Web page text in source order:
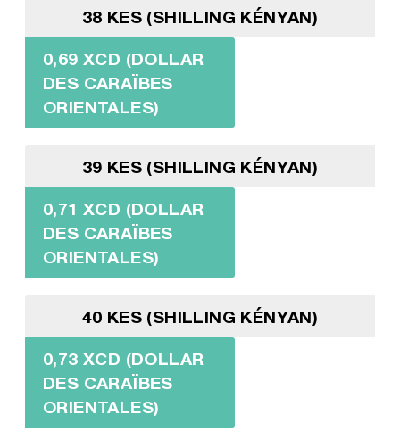
38 KES (SHILLING KÉNYAN)
0,69 XCD (DOLLAR
DES CARAÏBES
ORIENTALES)
39 KES (SHILLING KÉNYAN)
0,71 XCD (DOLLAR
DES CARAÏBES
ORIENTALES)
40 KES (SHILLING KÉNYAN)
0,73 XCD (DOLLAR
DES CARAÏBES
ORIENTALES)